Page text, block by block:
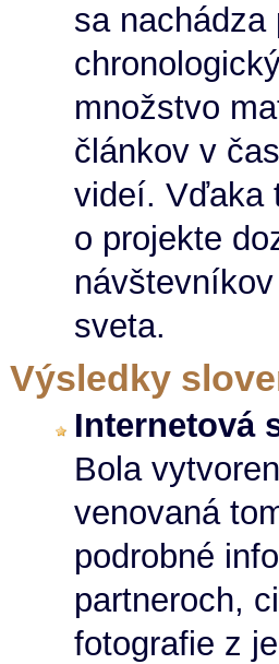
sa nachádza
množstvo
článkov v
videí. Vďaka
o projekte
sveta.
Výsledky
Internetová
Bola
venovaná
podrobné
partneroch,
fotografie z